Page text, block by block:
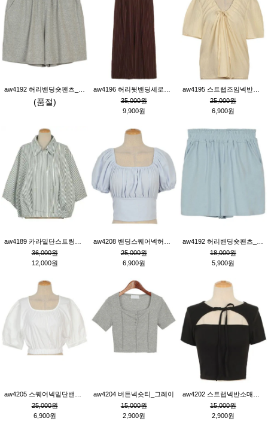
(품절)
35,000원
9,900원
25,000원
6,900원
36,000원
12,000원
25,000원
6,900원
18,000원
5,900원
25,000원
6,900원
aw4204 버튼넥숏티_그레이
15,000원
2,900원
15,000원
2,900원